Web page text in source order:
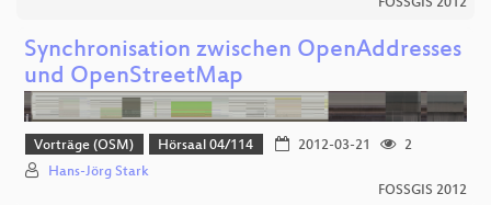
Synchronisation zwischen OpenAddresses
und OpenStreetMap
Vorträge (OSM) Hörsaal 04/114 2012-03-21
2
Hans-Jörg Stark
FOSSGIS 2012